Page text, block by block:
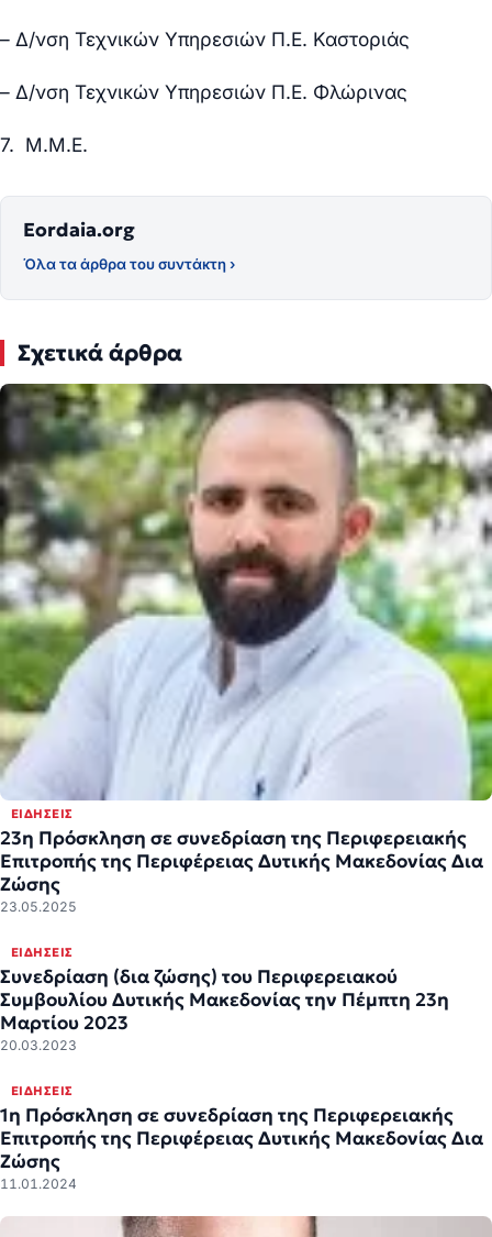
– Δ/νση Τεχνικών Υπηρεσιών Π.Ε. Καστοριάς
– Δ/νση Τεχνικών Υπηρεσιών Π.Ε. Φλώρινας
7. Μ.Μ.Ε.
Eordaia.org
Όλα τα άρθρα του συντάκτη ›
Σχετικά άρθρα
ΕΙΔΉΣΕΙΣ
23η Πρόσκληση σε συνεδρίαση της Περιφερειακής
Επιτροπής της Περιφέρειας Δυτικής Μακεδονίας Δια
Ζώσης
23.05.2025
ΕΙΔΉΣΕΙΣ
Συνεδρίαση (δια ζώσης) του Περιφερειακού
Συμβουλίου Δυτικής Μακεδονίας την Πέμπτη 23η
Μαρτίου 2023
20.03.2023
ΕΙΔΉΣΕΙΣ
1η Πρόσκληση σε συνεδρίαση της Περιφερειακής
Επιτροπής της Περιφέρειας Δυτικής Μακεδονίας Δια
Ζώσης
11.01.2024